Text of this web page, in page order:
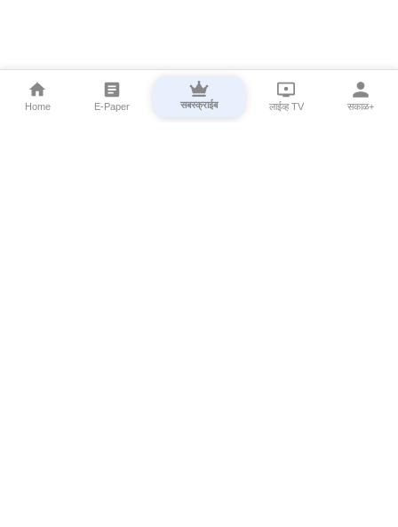
Home E-Paper सबस्क्राईब लाईव्ह TV सकाळ+